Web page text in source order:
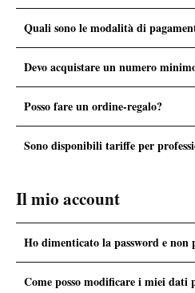
Quali sono le modalità di
Devo acquistare un numero
Posso fare un ordine-regalo?
Sono disponibili tariffe per
Il mio account
Ho dimenticato la password e non
Come posso modificare i miei dati